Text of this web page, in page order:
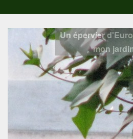
Un épervier
mon